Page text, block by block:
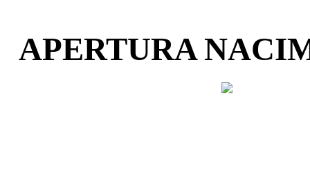
APERTURA